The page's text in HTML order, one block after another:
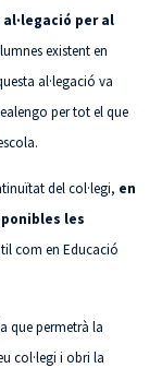
per al
existent en
al·legació va
per tot el que
del col·legi, en
les
com en Educació
que permetrà la
col·legi i obri la